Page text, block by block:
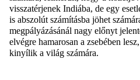
visszatérjenek Indiába, de egy
is abszolút számításba jöhet
megpályázásánál nagy előnyt
elvégre hamarosan a zsebében
kinyílik a világ számára.